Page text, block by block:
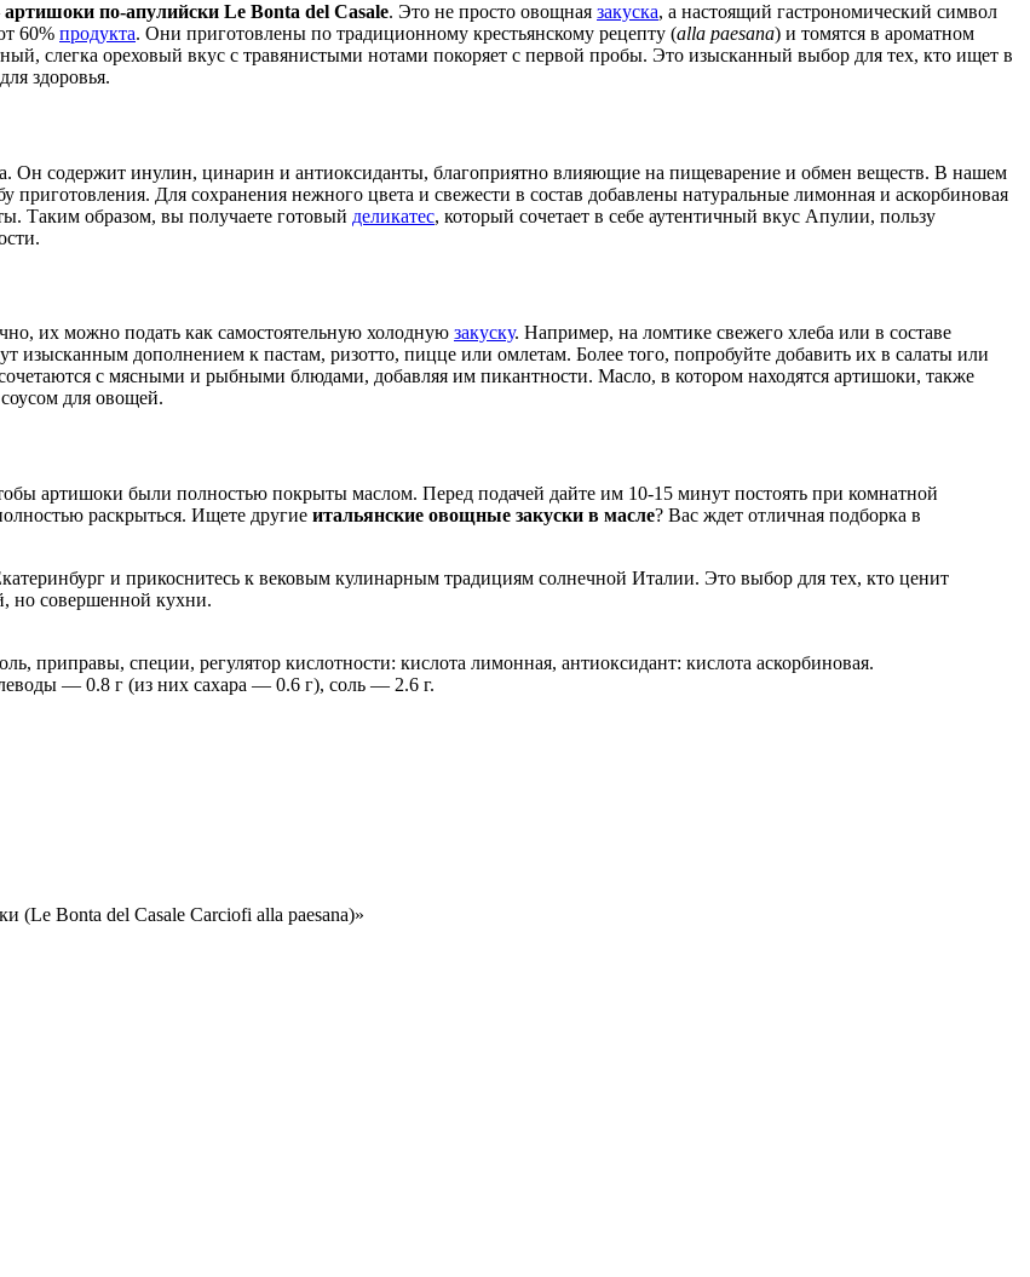
артишоки по-апулийски Le Bonta del Casale. Это не просто овощная закуска, а настоящий гастрономический символ
60% продукта. Они приготовлены по традиционному крестьянскому рецепту (alla paesana) и томятся в ароматном
слегка ореховый вкус с травянистыми нотами покоряет с первой пробы. Это изысканный выбор для тех, кто ищет в
здоровья.
Он содержит инулин, цинарин и антиоксиданты, благоприятно влияющие на пищеварение и обмен веществ. В нашем
приготовления. Для сохранения нежного цвета и свежести в состав добавлены натуральные лимонная и аскорбиновая
Таким образом, вы получаете готовый деликатес, который сочетает в себе аутентичный вкус Апулии, пользу
их можно подать как самостоятельную холодную закуску. Например, на ломтике свежего хлеба или в составе
изысканным дополнением к пастам, ризотто, пицце или омлетам. Более того, попробуйте добавить их в салаты или
с мясными и рыбными блюдами, добавляя им пикантности. Масло, в котором находятся артишоки, также
для овощей.
артишоки были полностью покрыты маслом. Перед подачей дайте им 10-15 минут постоять при комнатной
раскрыться. Ищете другие итальянские овощные закуски в масле? Вас ждет отличная подборка в
и прикоснитесь к вековым кулинарным традициям солнечной Италии. Это выбор для тех, кто ценит
но совершенной кухни.
приправы, специи, регулятор кислотности: кислота лимонная, антиоксидант: кислота аскорбиновая.
— 0.8 г (из них сахара — 0.6 г), соль — 2.6 г.
(Le Bonta del Casale Carciofi alla paesana)»